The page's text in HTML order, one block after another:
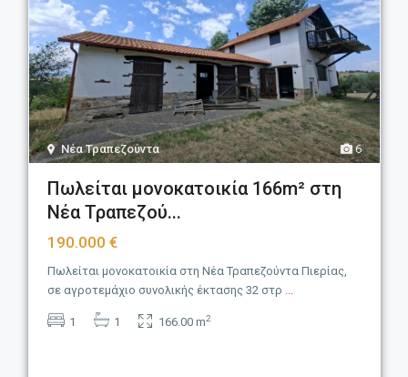
6
Νέα Τραπεζούντα
Πωλείται μονοκατοικία 166m² στη
Νέα Τραπεζού...
190.000 €
Πωλείται μονοκατοικία στη Νέα Τραπεζούντα Πιερίας,
σε αγροτεμάχιο συνολικής έκτασης 32 στρ ...
1 1 166.00 m2